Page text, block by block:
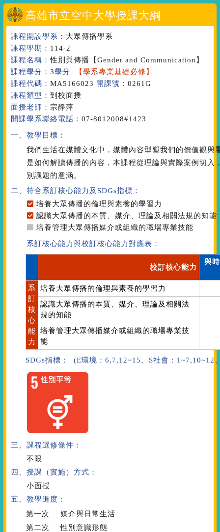
高雄市立空中大學授課大綱
課程開設學系： 大眾傳播學系
課程學期： 114-2
課程名稱：性別與傳播
【Gender and Communication】
課程學分： 3學分
【學系專業基礎必修】
課程代碼： MA5166023 開課號： 0261G
課程類型： 到校面授
面授老師： 宗靜萍
開課學系聯絡電話： 07-8012008#1423
一、教學目標：
我們生活在媒體文化中，媒體內容型塑我們的價值觀與
是如何解讀傳播的內容，本課程從理論與實際案例切入
別議題的意涵。
二、符合系訂核心能力 及SDGs指標 ：
培養大眾傳播的倫理與素養的學習力
認識大眾傳播的本質、媒介、理論及相關法規的知能
培養管理大眾傳播媒介或組織的職場專業技能
系訂核心能力與校訂核心能力對應表：
校訂核心能力
與
系
訂
核
心
能
力
培養大眾傳播的倫理與素養的學習力
認識大眾傳播的本質、媒介、理論及相關法
規的知能
培養管理大眾傳播媒介或組織的職場專業技
能
SDGs指標： (E環境：6,7,12~15、S社會：
三、課程選修條件：
不限
四、授課（實施）方式：
小面授
五、教學進度：
第一次
媒介與日常生活
第二次
性別意識形態